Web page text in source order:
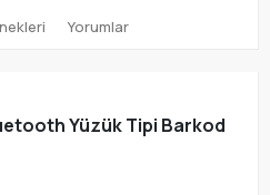
Yorumlar
Yüzük Tipi Barkod